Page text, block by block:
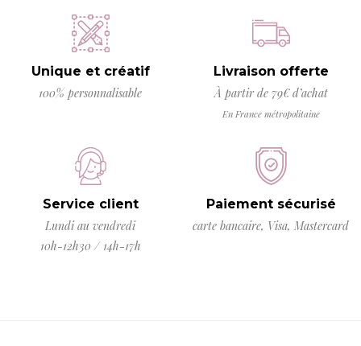
Unique et créatif
100% personnalisable
Livraison offerte
À partir de 79€ d’achat
En France métropolitaine
Service client
Lundi au vendredi
10h-12h30 / 14h-17h
Paiement sécurisé
carte bancaire, Visa, Mastercard